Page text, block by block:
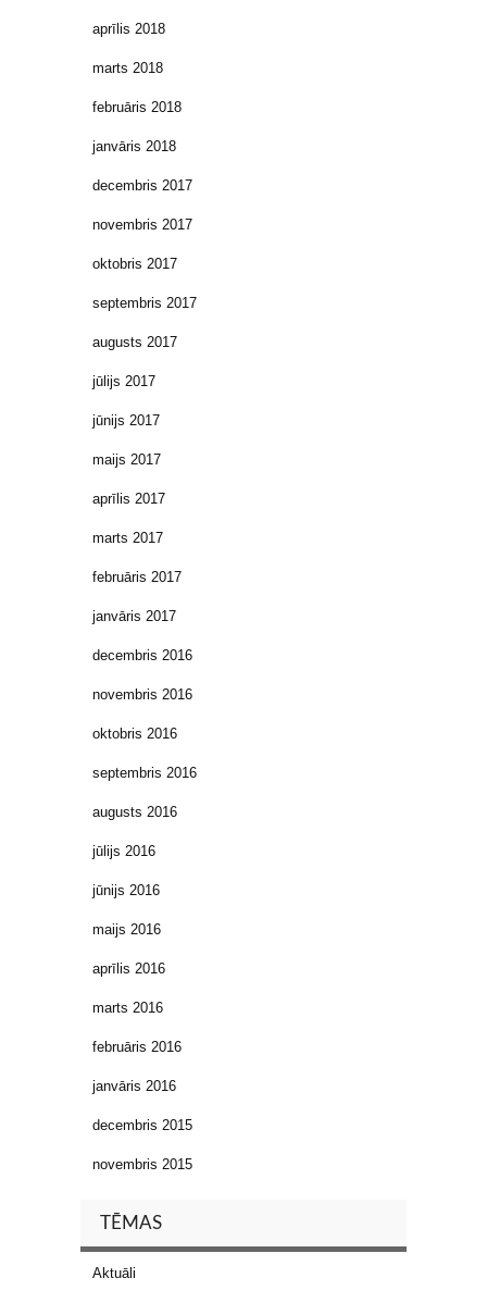
aprīlis 2018
marts 2018
februāris 2018
janvāris 2018
decembris 2017
novembris 2017
oktobris 2017
septembris 2017
augusts 2017
jūlijs 2017
jūnijs 2017
maijs 2017
aprīlis 2017
marts 2017
februāris 2017
janvāris 2017
decembris 2016
novembris 2016
oktobris 2016
septembris 2016
augusts 2016
jūlijs 2016
jūnijs 2016
maijs 2016
aprīlis 2016
marts 2016
februāris 2016
janvāris 2016
decembris 2015
novembris 2015
TĒMAS
Aktuāli